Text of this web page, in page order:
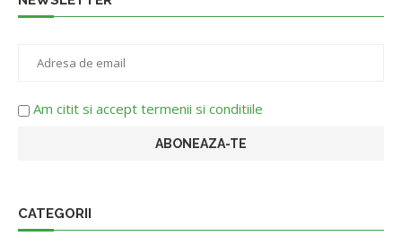
Am citit si accept termenii si conditiile
CATEGORII